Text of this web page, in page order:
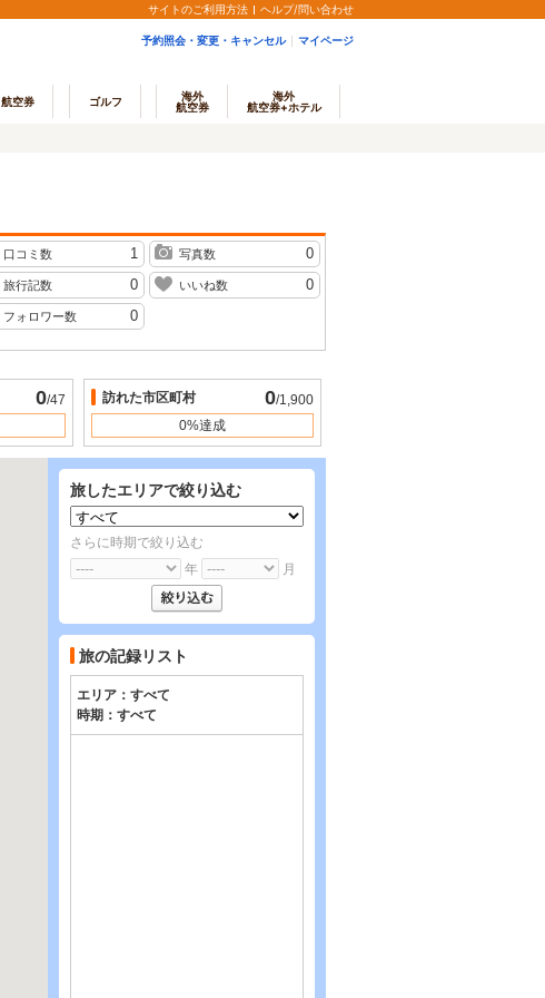
サイトのご利用方法 ヘルプ/問い合わせ
予約照会・変更・キャンセル マイページ
航空券 ゴルフ
海外
航空券
海外
航空券+ホテル
口コミ数 1 写真数 0
旅行記数 0 いいね数 0
フォロワー数 0
0/47
訪れた市区町村 0/1,900
0%達成
旅したエリアで絞り込む
さらに時期で絞り込む
年
月
旅の記録リスト
エリア： すべて
時期： すべて